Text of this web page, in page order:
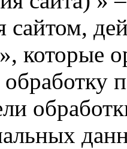
сайтом,
которые
обработку